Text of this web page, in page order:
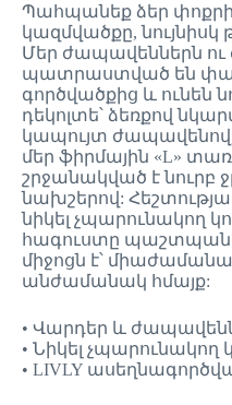
Պահպանեք ձեր
կազմվածքը, նույնիսկ
Մեր ժապավեններն
պատրաստված են
գործվածքից և ունեն
դեկոլտե՝ ձեռքով
կապույտ
մեր ֆիրմային «L»
շրջանակված է նուրբ
նախշերով:
նիկել չպարունակող
հագուստը
միջոցն է՝
անժամանակ հմայք:
• Վարդեր և
• Նիկել չպարունակող
• LIVLY